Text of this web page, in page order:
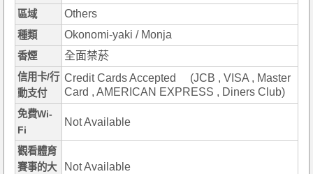
區域 Others
種類 Okonomi-yaki / Monja
香煙 全面禁菸
信用卡/行
動支付
Credit Cards Accepted (JCB , VISA , Master
Card , AMERICAN EXPRESS , Diners Club)
免費Wi-
Fi
Not Available
觀看體育
賽事的大
Not Available